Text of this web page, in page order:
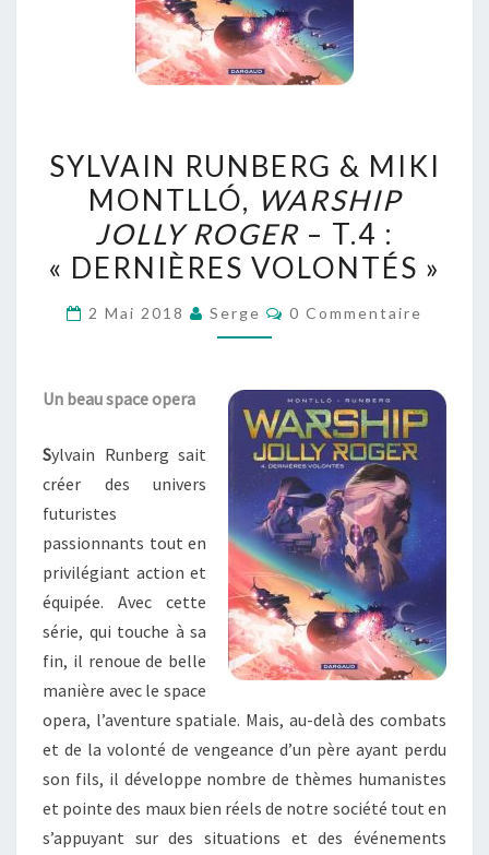
RUNBERG
MIKI
MONTLLÓ,
JOLLY
T.4
:
« DERNIÈRES
VOLONTÉS »
SYLVAIN RUNBERG & MIKI
MONTLLÓ, WARSHIP
JOLLY ROGER – T.4 :
« DERNIÈRES VOLONTÉS »
2 Mai 2018 Serge Commentaires
0 Commentaire
Un beau space opera
Sylvain Runberg sait
créer des univers
futuristes
passionnants tout en
privilégiant action et
équipée. Avec cette
série, qui touche à sa
fin, il renoue de belle
manière avec le space
opera, l’aventure spatiale. Mais, au-delà des combats
et de la volonté de vengeance d’un père ayant perdu
son fils, il développe nombre de thèmes humanistes
et pointe des maux bien réels de notre société tout en
s’appuyant sur des situations et des événements